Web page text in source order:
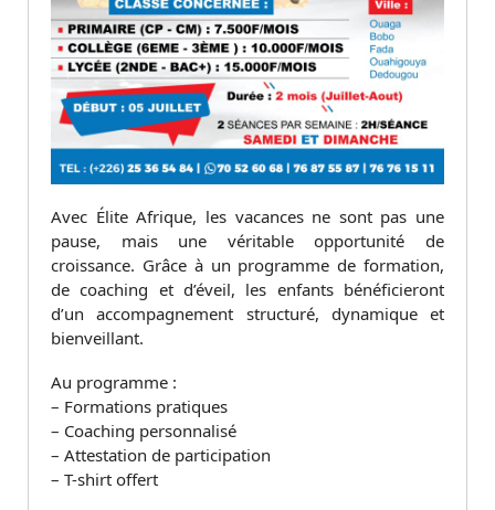
Avec Élite Afrique, les vacances ne sont pas une
pause, mais une véritable opportunité de
croissance. Grâce à un programme de formation,
de coaching et d’éveil, les enfants bénéficieront
d’un accompagnement structuré, dynamique et
bienveillant.
Au programme :
– Formations pratiques
– Coaching personnalisé
– Attestation de participation
– T-shirt offert